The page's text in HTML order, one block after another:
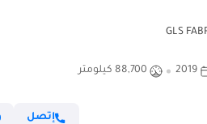
2019 88,700 كيلومتر
إتصل